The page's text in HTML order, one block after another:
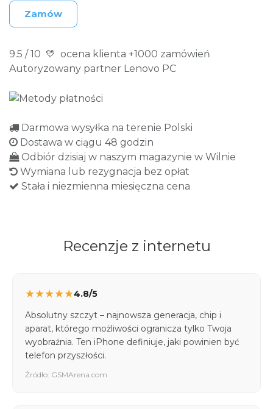
Zamów
9.5 / 10 💛 ocena klienta +1000 zamówień
Autoryzowany partner Lenovo PC
Darmowa wysyłka na terenie Polski
Dostawa w ciągu 48 godzin
Odbiór dzisiaj w naszym magazynie w Wilnie
Wymiana lub rezygnacja bez opłat
Stała i niezmienna miesięczna cena
Recenzje z internetu
★★★★★4.8/5
Absolutny szczyt – najnowsza generacja, chip i
aparat, którego możliwości ogranicza tylko Twoja
wyobraźnia. Ten iPhone definiuje, jaki powinien być
telefon przyszłości.
Źródło: GSMArena.com